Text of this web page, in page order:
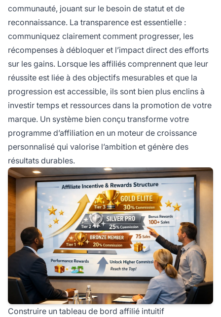
communauté, jouant sur le besoin de statut et de
reconnaissance. La transparence est essentielle :
communiquez clairement comment progresser, les
récompenses à débloquer et l’impact direct des efforts
sur les gains. Lorsque les affiliés comprennent que leur
réussite est liée à des objectifs mesurables et que la
progression est accessible, ils sont bien plus enclins à
investir temps et ressources dans la promotion de votre
marque. Un système bien conçu transforme votre
programme d’affiliation en un moteur de croissance
personnalisé qui valorise l’ambition et génère des
résultats durables.
Construire un tableau de bord affilié intuitif